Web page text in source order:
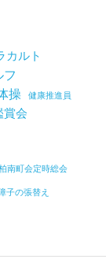
カルト
フ
操 健康推進員
賞会
南町会定時総会
子の張替え